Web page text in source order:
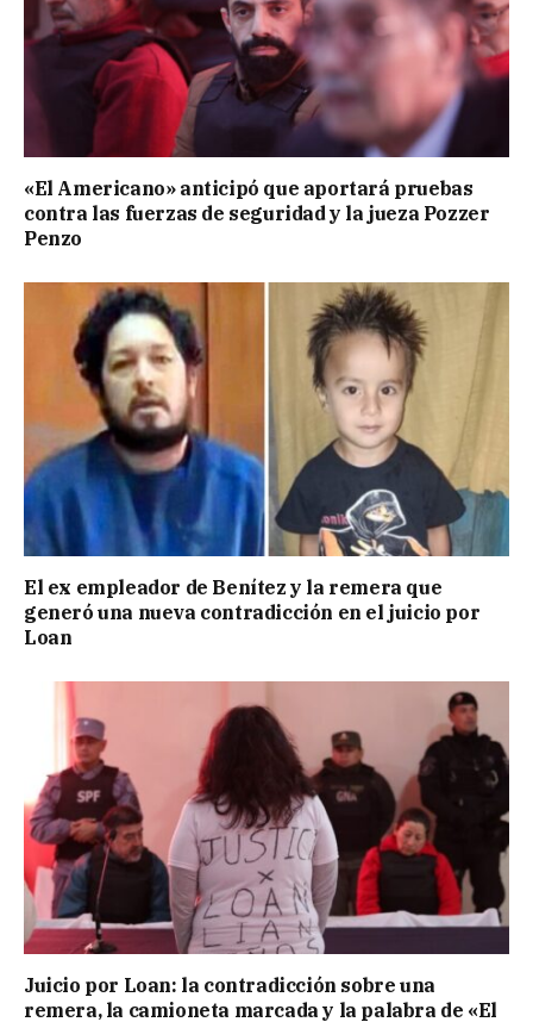
«El Americano» anticipó que aportará pruebas
contra las fuerzas de seguridad y la jueza Pozzer
Penzo
El ex empleador de Benítez y la remera que
generó una nueva contradicción en el juicio por
Loan
Juicio por Loan: la contradicción sobre una
remera, la camioneta marcada y la palabra de «El